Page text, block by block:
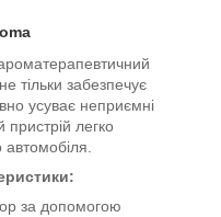
тільки забезпечує
усуває неприємні
легко
за допомогою